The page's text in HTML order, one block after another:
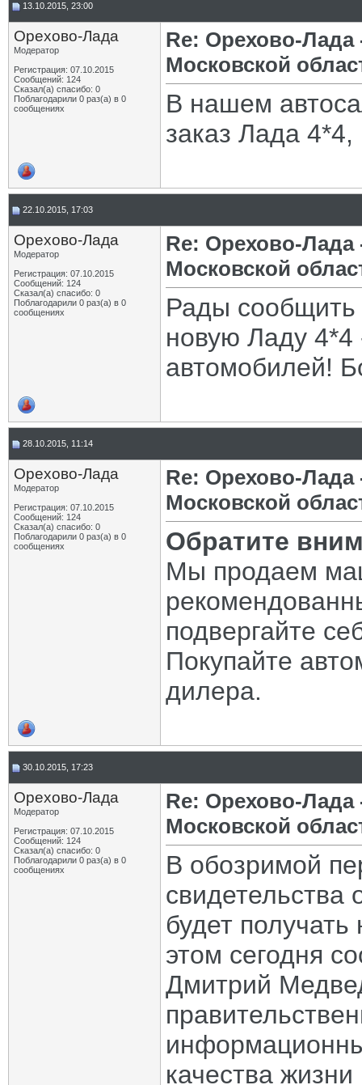
13.10.2015, 23:00
Орехово-Лада
Модератор
Регистрация: 07.10.2015
Сообщений: 124
Сказал(а) спасибо: 0
Поблагодарили 0 раз(а) в 0
сообщениях
Re: Орехово-
Московской
В нашем
заказ Лада
22.10.2015, 17:03
Орехово-Лада
Модератор
Регистрация: 07.10.2015
Сообщений: 124
Сказал(а) спасибо: 0
Поблагодарили 0 раз(а) в 0
сообщениях
Re: Орехово-
Московской
Рады
новую Ладу 4*4
автомобилей!
28.10.2015, 11:14
Орехово-Лада
Модератор
Регистрация: 07.10.2015
Сообщений: 124
Сказал(а) спасибо: 0
Поблагодарили 0 раз(а) в 0
сообщениях
Re: Орехово-
Московской
Обратите
Мы продаем
подвергайте
Покупайте
дилера.
30.10.2015, 17:23
Орехово-Лада
Модератор
Регистрация: 07.10.2015
Сообщений: 124
Сказал(а) спасибо: 0
Поблагодарили 0 раз(а) в 0
сообщениях
Re: Орехово-
Московской
В обозримой
свидетельства
будет
этом сегодня
Дмитрий
качества